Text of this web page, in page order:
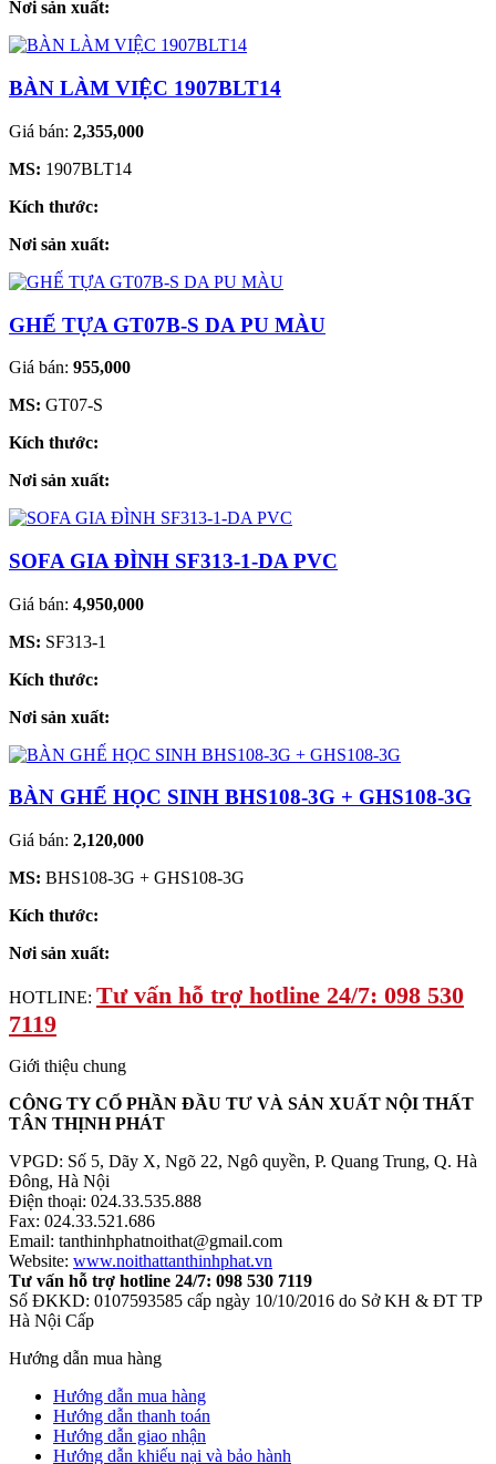
Nơi sản xuất:
BÀN LÀM VIỆC 1907BLT14
Giá bán: 2,355,000
MS: 1907BLT14
Kích thước:
Nơi sản xuất:
GHẾ TỰA GT07B-S DA PU MÀU
Giá bán: 955,000
MS: GT07-S
Kích thước:
Nơi sản xuất:
SOFA GIA ĐÌNH SF313-1-DA PVC
Giá bán: 4,950,000
MS: SF313-1
Kích thước:
Nơi sản xuất:
BÀN GHẾ HỌC SINH BHS108-3G + GHS108-3G
Giá bán: 2,120,000
MS: BHS108-3G + GHS108-3G
Kích thước:
Nơi sản xuất:
HOTLINE: Tư vấn hỗ trợ hotline 24/7: 098 530
7119
Giới thiệu chung
CÔNG TY CỔ PHẦN ĐẦU TƯ VÀ SẢN XUẤT NỘI THẤT
TÂN THỊNH PHÁT
VPGD: Số 5, Dãy X, Ngõ 22, Ngô quyền, P. Quang Trung, Q. Hà
Đông, Hà Nội
Điện thoại: 024.33.535.888
Fax: 024.33.521.686
Email: tanthinhphatnoithat@gmail.com
Website: www.noithattanthinhphat.vn
Tư vấn hỗ trợ hotline 24/7: 098 530 7119
Số ĐKKD: 0107593585 cấp ngày 10/10/2016 do Sở KH & ĐT TP
Hà Nội Cấp
Hướng dẫn mua hàng
Hướng dẫn mua hàng
Hướng dẫn thanh toán
Hướng dẫn giao nhận
Hướng dẫn khiếu nại và bảo hành